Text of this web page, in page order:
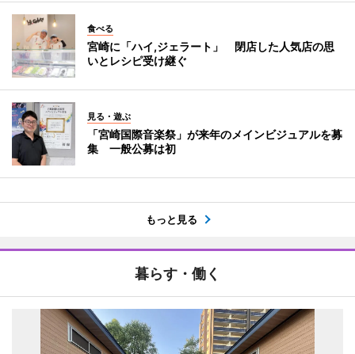
食べる
宮崎に「ハイ,ジェラート」 閉店した人気店の思
いとレシピ受け継ぐ
見る・遊ぶ
「宮崎国際音楽祭」が来年のメインビジュアルを募
集 一般公募は初
もっと見る
暮らす・働く